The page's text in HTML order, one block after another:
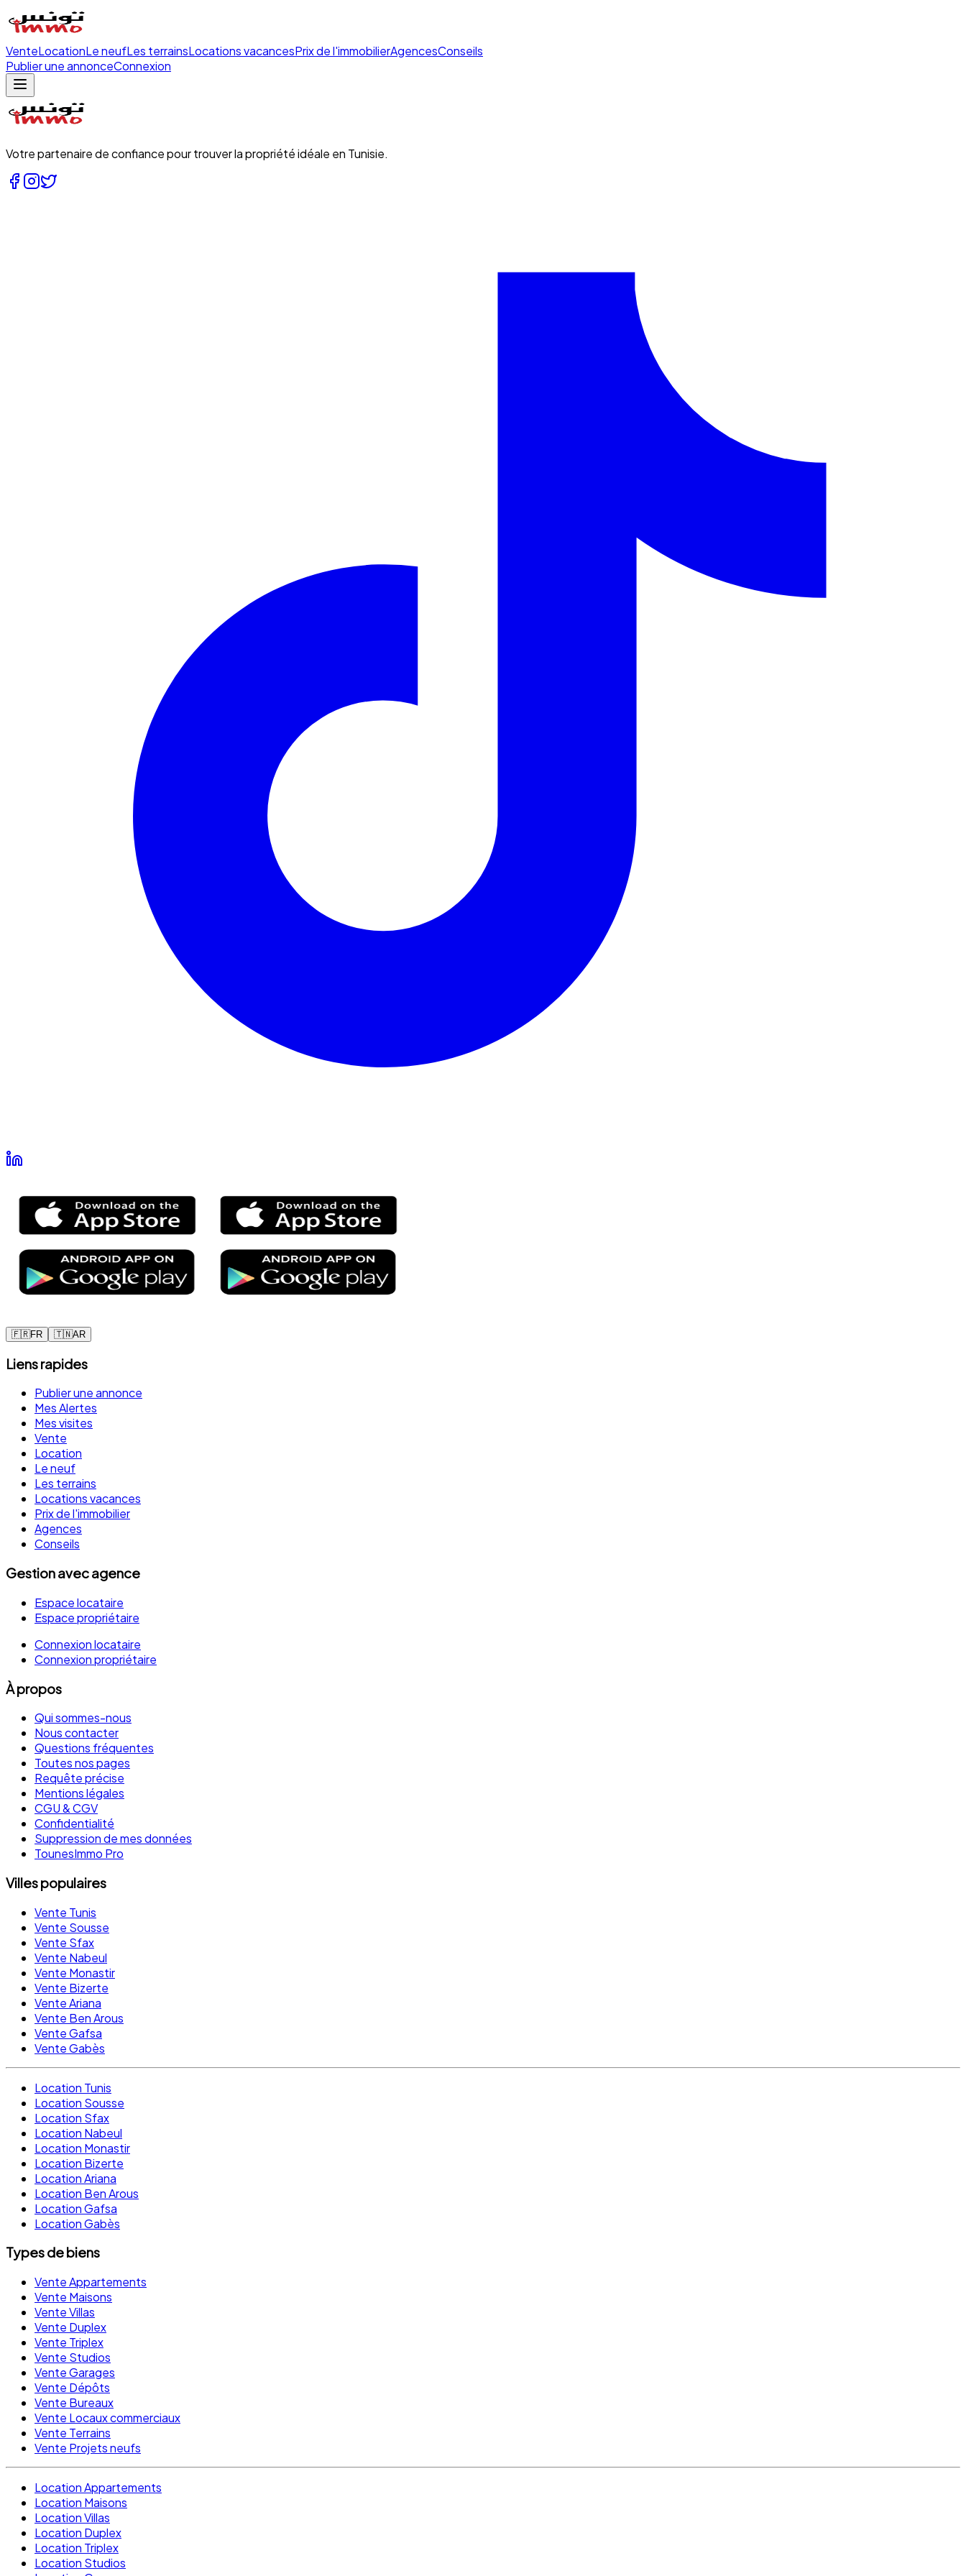
VenteLocationLe neufLes terrainsLocations vacancesPrix de l'immobilierAgencesConseils
Publier une annonceConnexion
Votre partenaire de confiance pour trouver la propriété idéale en Tunisie.
🇫🇷FR 🇹🇳AR
Liens rapides
Publier une annonce
Mes Alertes
Mes visites
Vente
Location
Le neuf
Les terrains
Locations vacances
Prix de l'immobilier
Agences
Conseils
Gestion avec agence
Espace locataire
Espace propriétaire
Connexion locataire
Connexion propriétaire
À propos
Qui sommes-nous
Nous contacter
Questions fréquentes
Toutes nos pages
Requête précise
Mentions légales
CGU & CGV
Confidentialité
Suppression de mes données
TounesImmo Pro
Villes populaires
Vente Tunis
Vente Sousse
Vente Sfax
Vente Nabeul
Vente Monastir
Vente Bizerte
Vente Ariana
Vente Ben Arous
Vente Gafsa
Vente Gabès
Location Tunis
Location Sousse
Location Sfax
Location Nabeul
Location Monastir
Location Bizerte
Location Ariana
Location Ben Arous
Location Gafsa
Location Gabès
Types de biens
Vente Appartements
Vente Maisons
Vente Villas
Vente Duplex
Vente Triplex
Vente Studios
Vente Garages
Vente Dépôts
Vente Bureaux
Vente Locaux commerciaux
Vente Terrains
Vente Projets neufs
Location Appartements
Location Maisons
Location Villas
Location Duplex
Location Triplex
Location Studios